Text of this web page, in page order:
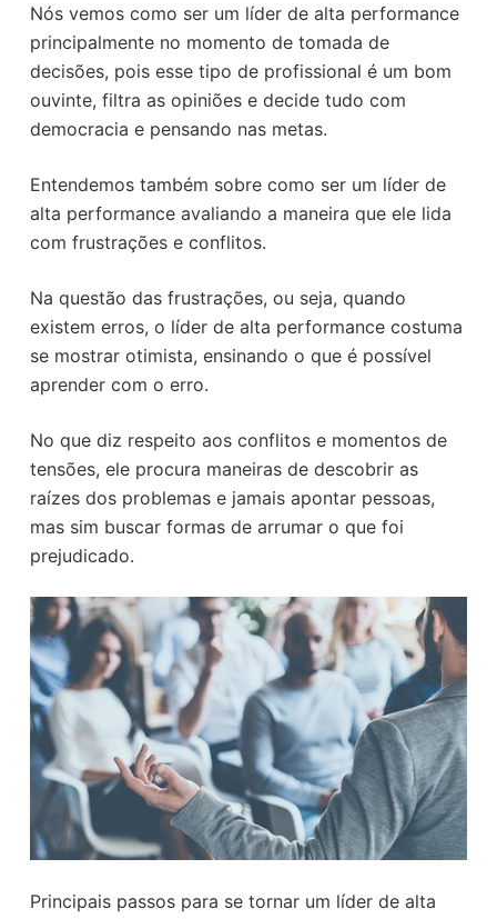
Nós vemos como ser um líder de alta performance
principalmente no momento de tomada de
decisões, pois esse tipo de profissional é um bom
ouvinte, filtra as opiniões e decide tudo com
democracia e pensando nas metas.
Entendemos também sobre como ser um líder de
alta performance avaliando a maneira que ele lida
com frustrações e conflitos.
Na questão das frustrações, ou seja, quando
existem erros, o líder de alta performance costuma
se mostrar otimista, ensinando o que é possível
aprender com o erro.
No que diz respeito aos conflitos e momentos de
tensões, ele procura maneiras de descobrir as
raízes dos problemas e jamais apontar pessoas,
mas sim buscar formas de arrumar o que foi
prejudicado.
Principais passos para se tornar um líder de alta